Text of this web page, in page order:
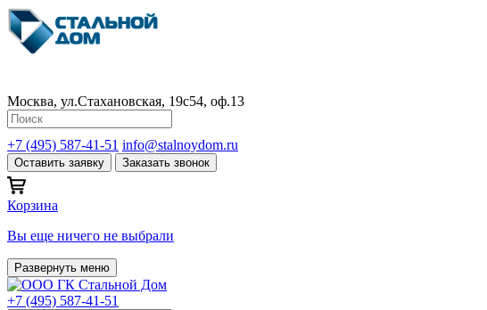
Москва, ул.Стахановская, 19с54, оф.13
+7 (495) 587-41-51 info@stalnoydom.ru
Оставить заявку Заказать звонок
Корзина
Вы еще ничего не выбрали
Развернуть меню
+7 (495) 587-41-51